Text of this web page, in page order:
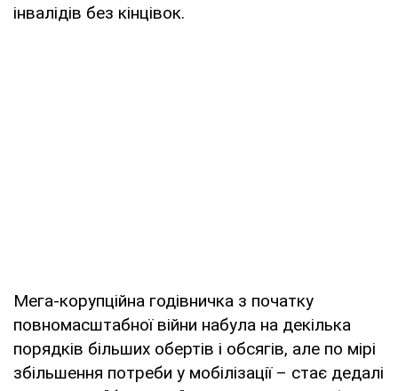
інвалідів без кінцівок.
Мега-корупційна годівничка з початку
повномасштабної війни набула на декілька
порядків більших обертів і обсягів, але по мірі
збільшення потреби у мобілізації – стає дедалі